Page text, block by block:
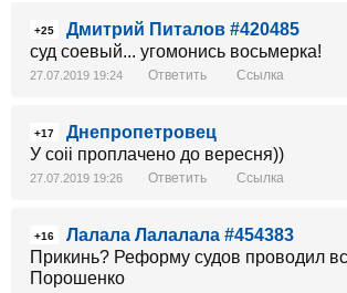
+25
Дмитрий Питалов #420485
суд соевый... угомонись восьмерка!
27.07.2019 19:24 Ответить Ссылка
+17
Днепропетровец
У соіі проплачено до вересня))
27.07.2019 19:26 Ответить Ссылка
+16
Лалала Лалалала #454383
Прикинь? Реформу судов проводил
Порошенко